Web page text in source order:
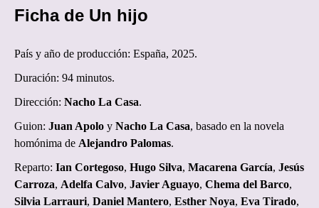
Ficha de Un hijo
País y año de producción: España, 2025.
Duración: 94 minutos.
Dirección: Nacho La Casa.
Guion: Juan Apolo y Nacho La Casa, basado en la novela
homónima de Alejandro Palomas.
Reparto: Ian Cortegoso, Hugo Silva, Macarena García, Jesús
Carroza, Adelfa Calvo, Javier Aguayo, Chema del Barco,
Silvia Larrauri, Daniel Mantero, Esther Noya, Eva Tirado,